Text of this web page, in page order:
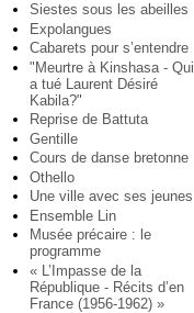
Siestes sous les abeilles
Expolangues
Cabarets pour s’entendre
"Meurtre à Kinshasa - Qui
a tué Laurent Désiré
Kabila?"
Reprise de Battuta
Gentille
Cours de danse bretonne
Othello
Une ville avec ses jeunes
Ensemble Lin
Musée précaire : le
programme
« L’Impasse de la
République - Récits d’en
France (1956-1962) »